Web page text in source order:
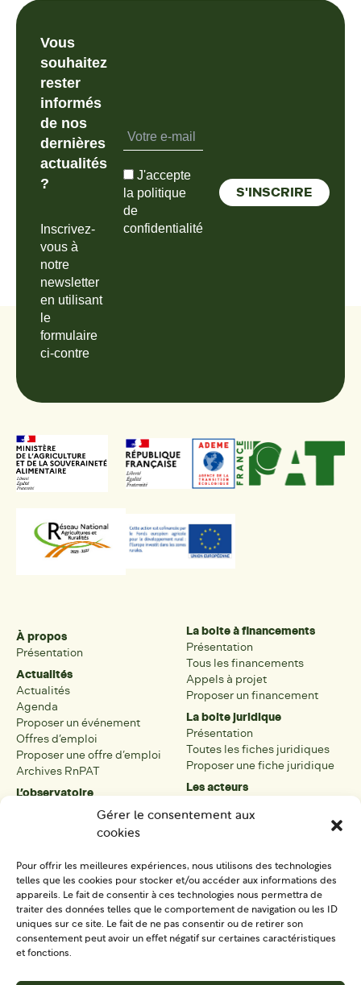
Gérer le consentement aux
cookies
Pour offrir les meilleures expériences, nous utilisons des technologies
telles que les cookies pour stocker et/ou accéder aux informations des
appareils. Le fait de consentir à ces technologies nous permettra de
traiter des données telles que le comportement de navigation ou les ID
uniques sur ce site. Le fait de ne pas consentir ou de retirer son
consentement peut avoir un effet négatif sur certaines caractéristiques
et fonctions.
Vous
souhaitez
rester
informés
de nos
dernières
actualités
?
Inscrivez-
vous à
notre
newsletter
en utilisant
le
formulaire
ci-contre
J'accepte
la politique
de
confidentialité
À propos
Présentation
Actualités
Actualités
Agenda
Proposer un événement
Offres d’emploi
Proposer une offre d’emploi
Archives RnPAT
L’observatoire
Présentation de l’observatoire
La boîte à outils
Présentation
Tous les outils
Proposer un outil
La boite à financements
Présentation
Tous les financements
Appels à projet
Proposer un financement
La boite juridique
Présentation
Toutes les fiches juridiques
Proposer une fiche juridique
Les acteurs
Tous les acteurs
CONTACT